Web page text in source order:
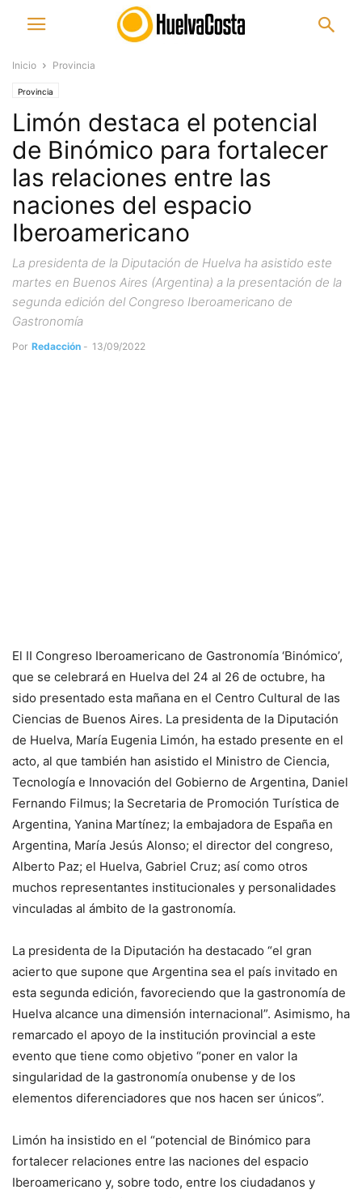
Inicio Provincia
Provincia
Limón destaca el potencial
de Binómico para fortalecer
las relaciones entre las
naciones del espacio
Iberoamericano
La presidenta de la Diputación de Huelva ha asistido este
martes en Buenos Aires (Argentina) a la presentación de la
segunda edición del Congreso Iberoamericano de
Gastronomía
Por Redacción - 13/09/2022
El II Congreso Iberoamericano de Gastronomía ‘Binómico’,
que se celebrará en Huelva del 24 al 26 de octubre, ha
sido presentado esta mañana en el Centro Cultural de las
Ciencias de Buenos Aires. La presidenta de la Diputación
de Huelva, María Eugenia Limón, ha estado presente en el
acto, al que también han asistido el Ministro de Ciencia,
Tecnología e Innovación del Gobierno de Argentina, Daniel
Fernando Filmus; la Secretaria de Promoción Turística de
Argentina, Yanina Martínez; la embajadora de España en
Argentina, María Jesús Alonso; el director del congreso,
Alberto Paz; el Huelva, Gabriel Cruz; así como otros
muchos representantes institucionales y personalidades
vinculadas al ámbito de la gastronomía.
La presidenta de la Diputación ha destacado “el gran
acierto que supone que Argentina sea el país invitado en
esta segunda edición, favoreciendo que la gastronomía de
Huelva alcance una dimensión internacional”. Asimismo, ha
remarcado el apoyo de la institución provincial a este
evento que tiene como objetivo “poner en valor la
singularidad de la gastronomía onubense y de los
elementos diferenciadores que nos hacen ser únicos”.
Limón ha insistido en el “potencial de Binómico para
fortalecer relaciones entre las naciones del espacio
Iberoamericano y, sobre todo, entre los ciudadanos y